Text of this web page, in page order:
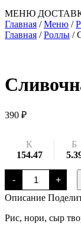
МЕНЮ
Главная /Меню /
Главная /Роллы /
390 ₽
К
154.47
Б
-
Количество
товара
Сливочная
креветка
+
Описание
Рис, нори, сыр